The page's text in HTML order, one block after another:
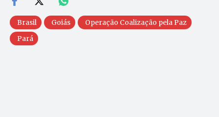
Brasil Goiás
Operação Coalização pela Paz
Pará